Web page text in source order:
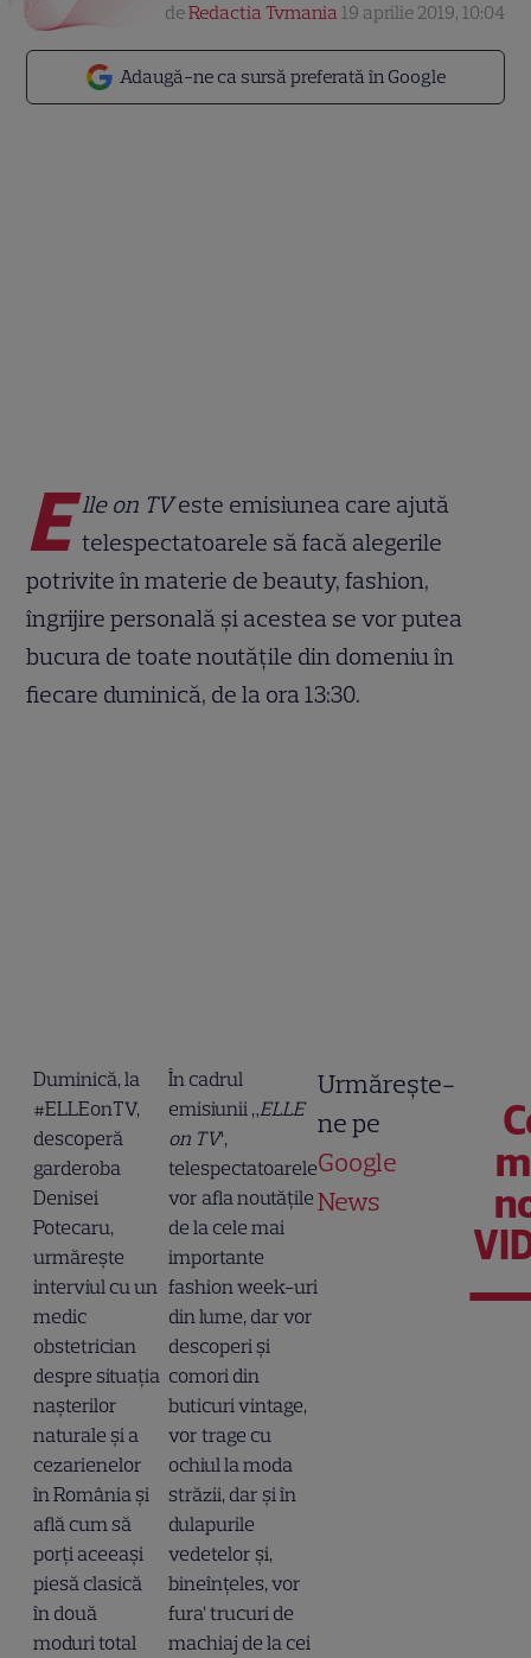
Adaugă-ne ca sursă preferată în Google
deRedactia Tvmania 19 aprilie 2019, 10:04
E lle on TVeste emisiunea care ajută
telespectatoarele să facă alegerile
potrivite în materie de beauty, fashion,
îngrijire personală și acestea se vor putea
bucura de toate noutățile din domeniu în
fiecare duminică, de la ora 13:30.
Duminică, la
#ELLEonTV,
descoperă
garderoba
Denisei
Potecaru,
urmărește
interviul cu un
medic
obstetrician
despre situația
nașterilor
naturale și a
cezarienelor
în România și
află cum să
porți aceeași
piesă clasică
în două
moduri total
În cadrul
emisiunii „ELLE
on TV‘,
telespectatoarele
vor afla noutățile
de la cele mai
importante
fashion week-uri
din lume, dar vor
descoperi și
comori din
buticuri vintage,
vor trage cu
ochiul la moda
străzii, dar și în
dulapurile
vedetelor și,
bineînțeles, vor
fura’ trucuri de
machiaj de la cei
Urmărește-
ne pe
Google
News